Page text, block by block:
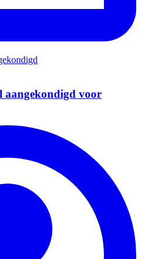
aangekondigd voor